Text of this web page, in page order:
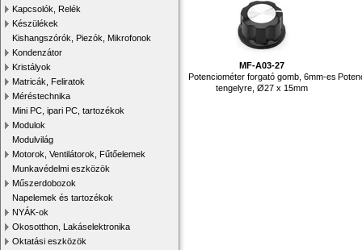
Kapcsolók, Relék
Készülékek
Kishangszórók, Piezók, Mikrofonok
Kondenzátor
Kristályok
Matricák, Feliratok
Méréstechnika
Mini PC, ipari PC, tartozékok
Modulok
Modulvilág
Motorok, Ventilátorok, Fűtőelemek
Munkavédelmi eszközök
Műszerdobozok
Napelemek és tartozékok
NYÁK-ok
Okosotthon, Lakáselektronika
Oktatási eszközök
MF-A03-27
Potenciométer forgató gomb, 6mm-es
tengelyre, Ø27 x 15mm